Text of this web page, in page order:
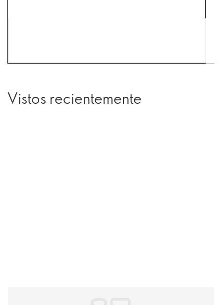
Vistos recientemente